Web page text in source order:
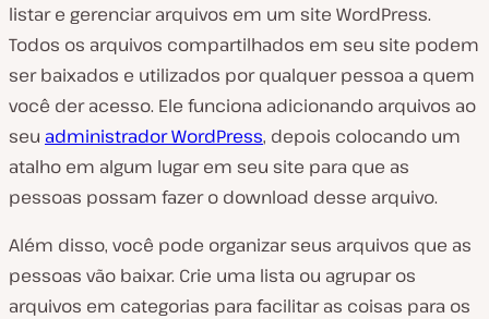
listar e gerenciar arquivos em um site WordPress.
Todos os arquivos compartilhados em seu site podem
ser baixados e utilizados por qualquer pessoa a quem
você der acesso. Ele funciona adicionando arquivos ao
seu administrador WordPress, depois colocando um
atalho em algum lugar em seu site para que as
pessoas possam fazer o download desse arquivo.
Além disso, você pode organizar seus arquivos que as
pessoas vão baixar. Crie uma lista ou agrupar os
arquivos em categorias para facilitar as coisas para os